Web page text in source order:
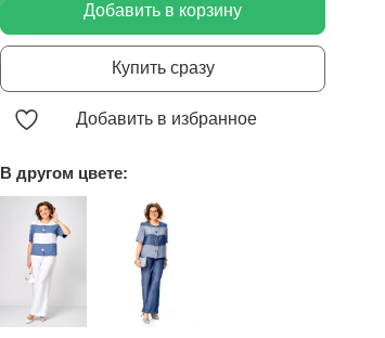
Добавить в корзину
Купить сразу
Добавить в избранное
В другом цвете: